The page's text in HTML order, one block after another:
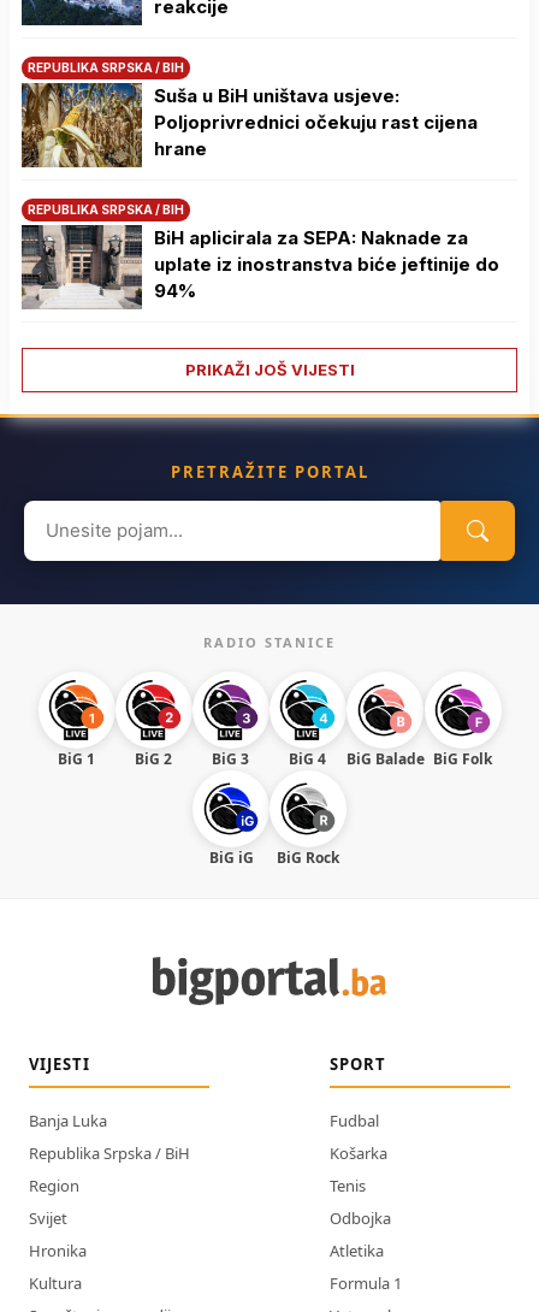
reakcije
REPUBLIKA SRPSKA / BIH
Suša u BiH uništava usjeve:
Poljoprivrednici očekuju rast cijena
hrane
REPUBLIKA SRPSKA / BIH
BiH aplicirala za SEPA: Naknade za
uplate iz inostranstva biće jeftinije do
94%
PRIKAŽI JOŠ VIJESTI
PRETRAŽITE PORTAL
Search
for:
RADIO STANICE
BiG 1 BiG 2 BiG 3 BiG 4 BiG Balade BiG Folk
BiG iG BiG Rock
VIJESTI
Banja Luka
Republika Srpska / BiH
Region
Svijet
Hronika
Kultura
SPORT
Fudbal
Košarka
Tenis
Odbojka
Atletika
Formula 1